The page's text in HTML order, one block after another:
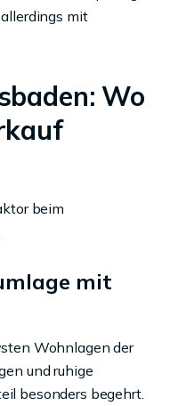
mit
Wo
beim
mit
Wohnlagen der
und ruhige
besonders begehrt.